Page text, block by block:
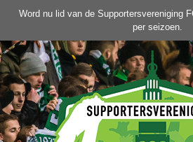
de
inhoud
Word nu lid van de Supportersvereniging
per seizoen.